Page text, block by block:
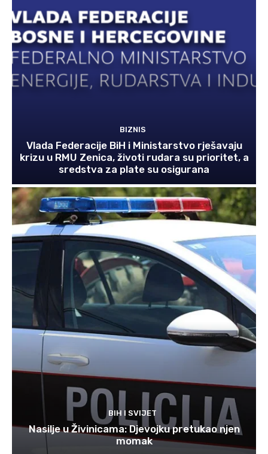
BIZNIS
Vlada Federacije BiH i Ministarstvo rješavaju
krizu u RMU Zenica, životi rudara su prioritet, a
sredstva za plate su osigurana
BIH I SVIJET
Nasilje u Živinicama: Djevojku pretukao njen
momak